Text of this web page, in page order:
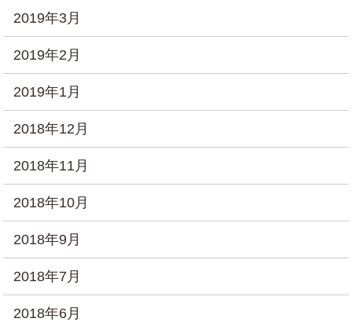
2019年3月
2019年2月
2019年1月
2018年12月
2018年11月
2018年10月
2018年9月
2018年7月
2018年6月